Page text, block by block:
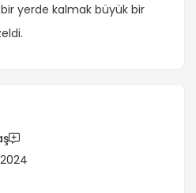
yerde kalmak büyük bir